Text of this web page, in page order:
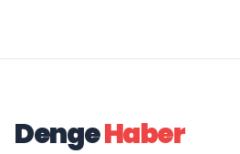
DengeHaber